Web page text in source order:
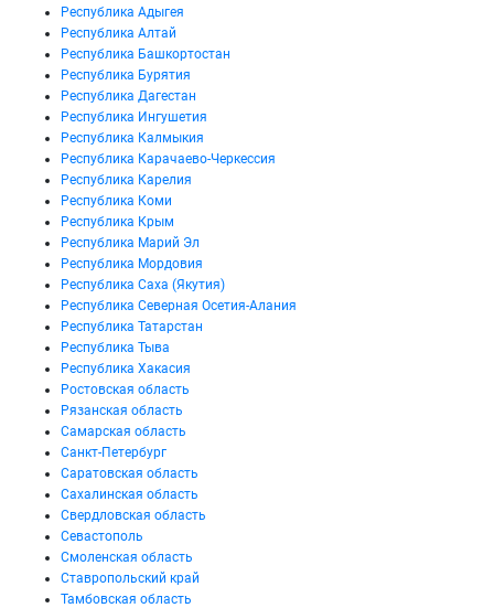
Республика Адыгея
Республика Алтай
Республика Башкортостан
Республика Бурятия
Республика Дагестан
Республика Ингушетия
Республика Калмыкия
Республика Карачаево-Черкессия
Республика Карелия
Республика Коми
Республика Крым
Республика Марий Эл
Республика Мордовия
Республика Саха (Якутия)
Республика Северная Осетия-Алания
Республика Татарстан
Республика Тыва
Республика Хакасия
Ростовская область
Рязанская область
Самарская область
Санкт-Петербург
Саратовская область
Сахалинская область
Свердловская область
Севастополь
Смоленская область
Ставропольский край
Тамбовская область